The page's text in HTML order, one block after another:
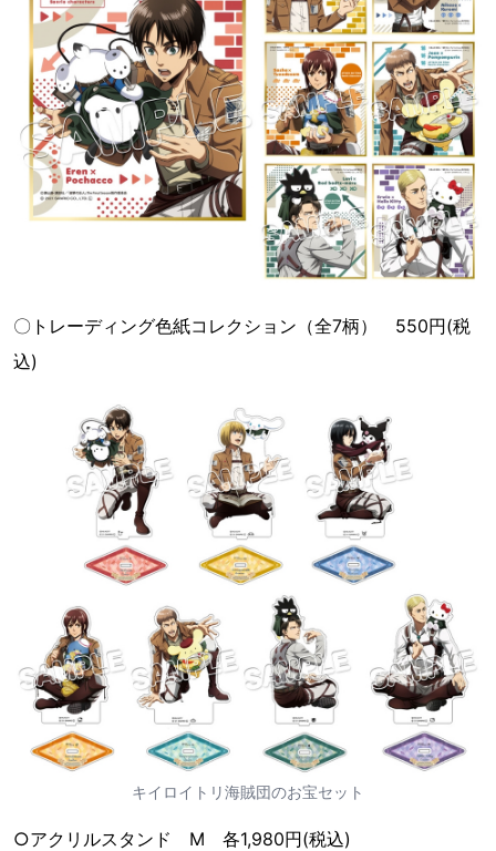
〇トレーディング色紙コレクション（全7柄） 550円(税
込)
キイロイトリ海賊団のお宝セット
○アクリルスタンド M 各1,980円(税込)